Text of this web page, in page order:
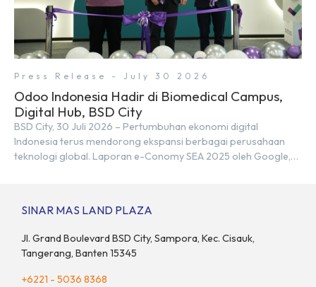
Press Release - July 30 2026
Odoo Indonesia Hadir di Biomedical Campus,
Digital Hub, BSD City
BSD City, 30 Juli 2026 – Pertumbuhan ekonomi digital
Indonesia terus mendorong ekspansi berbagai perusahaan
teknologi global. Laporan e-Conomy SEA 2025 oleh Google,
sebesar 14% dibandingkan dengan tahun sebelumnya. Kondisi
SINAR MAS LAND PLAZA
Jl. Grand Boulevard BSD City, Sampora, Kec. Cisauk,
Tangerang, Banten 15345
+6221 - 5036 8368